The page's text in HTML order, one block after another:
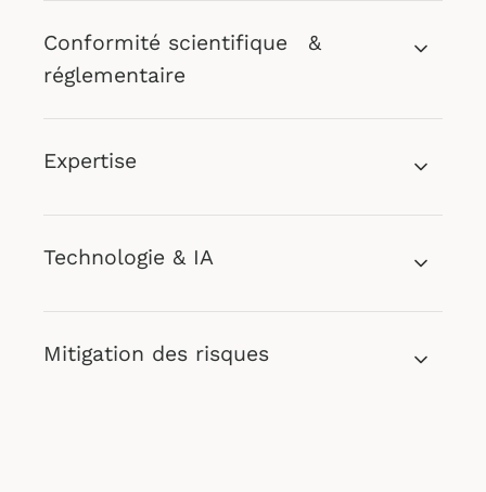
Conformité scientifique &
réglementaire
Expertise
Technologie & IA
Mitigation des risques